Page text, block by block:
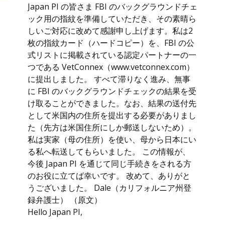
Japan PI の皆さま FBI のバックグラウンドチェ
ック用の指紋を準備していただき、その素晴ら
しいご対応に改めて感謝申し上げます。私は2
枚の指紋カード（ハードコピー）を、FBI の公
式リストに掲載されている認定パートナーの一
つである VetConnex（www.vetconnex.com）
に提出しました。 すべて滞りなく進み、無事
に FBI のバックグラウンドチェックの結果を受
け取ることができました。なお、結果の送付先
として米国内の住所を提出する必要がありまし
た（先方は米国住所にしか郵送しないため）。
私は実家（母の住所）を使い、母から日本にい
る私へ転送してもらいました。 この情報が、
今後 Japan PI を通じて同じ手続きをされる方
のお役に立てば幸いです。 改めて、ありがと
うございました。 Dale（カリフォルニア州登
録弁護士） （原文）
Hello Japan PI,